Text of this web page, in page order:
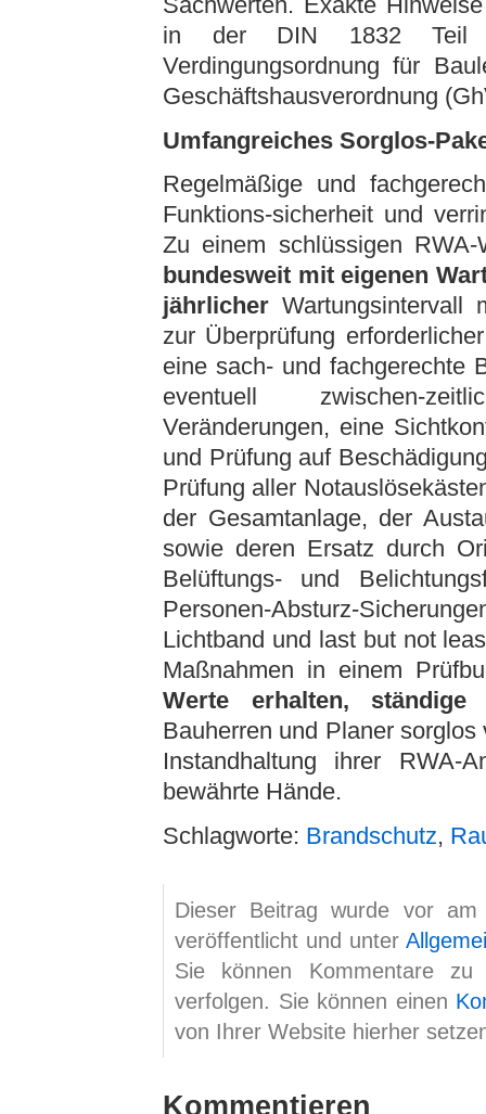
in der DIN 1832 Teil
Verdingungsordnung für
Geschäftshausverordnung
Umfangreiches Sorglos-
Regelmäßige und
Funktions-sicherheit und
Zu einem schlüssigen
bundesweit mit eigenen
jährlicher Wartungsintervall
zur Überprüfung
eine sach- und fachgerechte
eventuell zwischen-
Veränderungen, eine
und Prüfung auf
Prüfung aller
der Gesamtanlage, der
sowie deren Ersatz durch
Belüftungs- und
Personen-Absturz-
Lichtband und last but not
Maßnahmen in einem
Werte erhalten,
Bauherren und Planer
Instandhaltung ihrer RWA-
bewährte Hände.
Schlagworte: Brandschutz,
Dieser Beitrag wurde vor
veröffentlicht und unter
Sie können Kommentare
verfolgen. Sie können einen
von Ihrer Website hierher
Kommentieren